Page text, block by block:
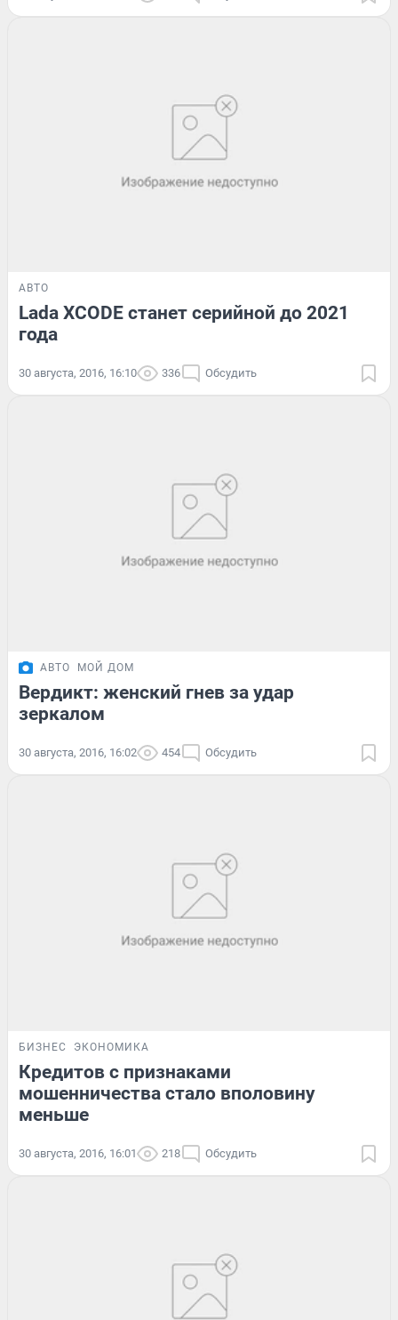
АВТО
Lada XCODE станет серийной до 2021
года
30 августа, 2016, 16:10 336 Обсудить
АВТО МОЙ ДОМ
Вердикт: женский гнев за удар
зеркалом
30 августа, 2016, 16:02 454 Обсудить
БИЗНЕС ЭКОНОМИКА
Кредитов с признаками
мошенничества стало вполовину
меньше
30 августа, 2016, 16:01 218 Обсудить